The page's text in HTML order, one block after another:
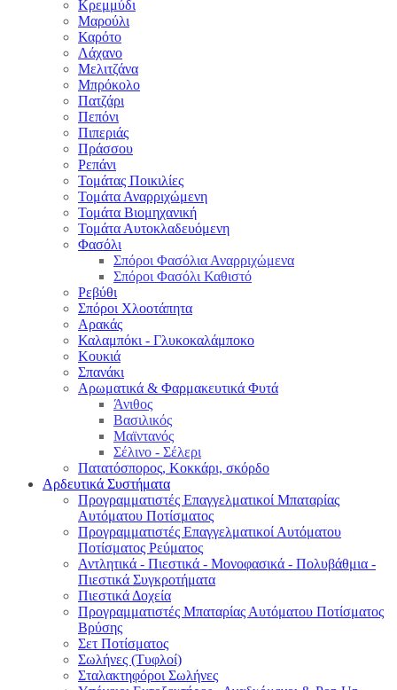
Κρεμμύδι
Μαρούλι
Καρότο
Λάχανο
Μελιτζάνα
Μπρόκολο
Πατζάρι
Πεπόνι
Πιπεριάς
Πράσσου
Ρεπάνι
Τομάτας Ποικιλίες
Τομάτα Αναρριχώμενη
Τομάτα Βιομηχανική
Τομάτα Αυτοκλαδευόμενη
Φασόλι
Σπόροι Φασόλια Αναρριχώμενα
Σπόροι Φασόλι Καθιστό
Ρεβύθι
Σπόροι Χλοοτάπητα
Αρακάς
Καλαμπόκι - Γλυκοκαλάμποκο
Κουκιά
Σπανάκι
Αρωματικά & Φαρμακευτικά Φυτά
Άνιθος
Βασιλικός
Μαϊντανός
Σέλινο - Σέλερι
Πατατόσπορος, Κοκκάρι, σκόρδο
Αρδευτικά Συστήματα
Προγραμματιστές Επαγγελματικοί Μπαταρίας
Αυτόματου Ποτίσματος
Προγραμματιστές Επαγγελματικοί Αυτόματου
Ποτίσματος Ρεύματος
Αντλητικά - Πιεστικά - Μονοφασικά - Πολυβάθμια -
Πιεστικά Συγκροτήματα
Πιεστικά Δοχεία
Προγραμματιστές Μπαταρίας Αυτόματου Ποτίσματος
Βρύσης
Σετ Ποτίσματος
Σωλήνες (Τυφλοί)
Σταλακτηφόροι Σωλήνες